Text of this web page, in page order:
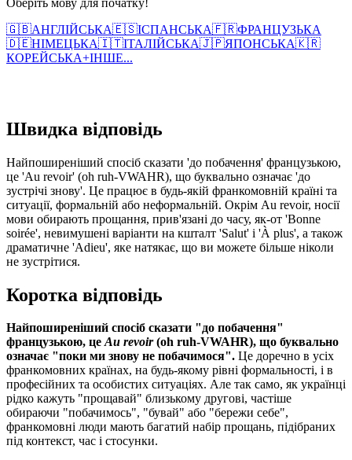
🇬🇧АНГЛІЙСЬКА🇪🇸ІСПАНСЬКА🇫🇷ФРАНЦУЗЬКА
🇩🇪НІМЕЦЬКА🇮🇹ІТАЛІЙСЬКА🇯🇵ЯПОНСЬКА🇰🇷
КОРЕЙСЬКА+ІНШЕ...
Швидка відповідь
Найпоширеніший спосіб сказати 'до побачення' французькою,
це 'Au revoir' (oh ruh-VWAHR), що буквально означає 'до
зустрічі знову'. Це працює в будь-якій франкомовній країні та
ситуації, формальній або неформальній. Окрім Au revoir, носії
мови обирають прощання, прив'язані до часу, як-от 'Bonne
soirée', невимушені варіанти на кшталт 'Salut' і 'À plus', а також
драматичне 'Adieu', яке натякає, що ви можете більше ніколи
не зустрітися.
Коротка відповідь
Найпоширеніший спосіб сказати "до побачення"
французькою, цеAu revoir(oh ruh-VWAHR), що буквально
означає "поки ми знову не побачимося". Це доречно в усіх
франкомовних країнах, на будь-якому рівні формальності, і в
професійних та особистих ситуаціях. Але так само, як українці
рідко кажуть "прощавай" близькому другові, частіше
обираючи "побачимось", "бувай" або "бережи себе",
франкомовні люди мають багатий набір прощань, підібраних
під контекст, час і стосунки.